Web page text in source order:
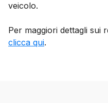
veicolo.
Per maggiori dettagli sui
clicca qui.